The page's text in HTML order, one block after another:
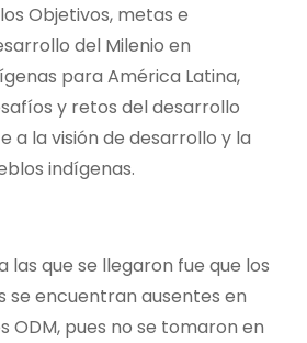
Objetivos, metas e
del Milenio en
para América Latina,
y retos del desarrollo
a la visión de desarrollo y la
indígenas.
las que se llegaron fue que los
se encuentran ausentes en
ODM, pues no se tomaron en